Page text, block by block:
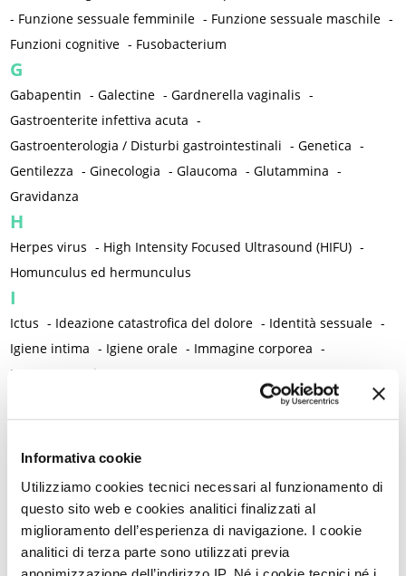
Informativa cookie
Utilizziamo cookies tecnici necessari al funzionamento di
questo sito web e cookies analitici finalizzati al
miglioramento dell’esperienza di navigazione. I cookie
analitici di terza parte sono utilizzati previa
- Funzione sessuale femminile - Funzione sessuale maschile -
Funzioni cognitive - Fusobacterium
G
Gabapentin -Galectine -Gardnerella vaginalis -
Gastroenterite infettiva acuta -
Gastroenterologia / Disturbi gastrointestinali -Genetica -
Gentilezza -Ginecologia -Glaucoma -Glutammina -
Gravidanza
H
Herpes virus - High Intensity Focused Ultrasound (HIFU) -
Homunculus ed hermunculus
I
Ictus - Ideazione catastrofica del dolore - Identità sessuale -
Igiene intima - Igiene orale - Immagine corporea -
Immunoterapia
Impianto contraccettivo sottocutaneo all'etonogestrel -
Incisione di Pfannenstiel -Incontinenza -
Indice di massa corporea / Peso corporeo
Infezione orale da HPV
- Infezioni - Infezioni cervico-vaginali
Infezioni nosocomiali -Infezioni ricorrenti del tratto urinario
Infiammazione -Infiammazione neurogena -